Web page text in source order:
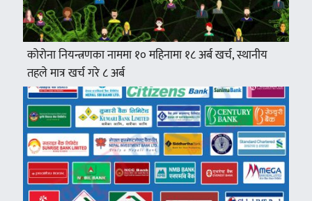
कोरोना नियन्त्रणका नाममा १० महिनामा १८ अर्ब खर्च, स्थानीय
तहले मात्र खर्च गरे ८ अर्ब